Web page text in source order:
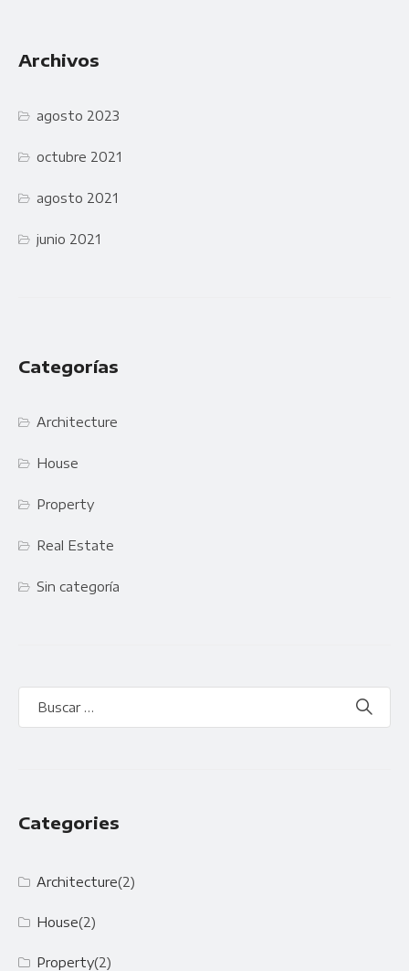
Archivos
agosto 2023
octubre 2021
agosto 2021
junio 2021
Categorías
Architecture
House
Property
Real Estate
Sin categoría
Categories
Architecture(2)
House(2)
Property(2)